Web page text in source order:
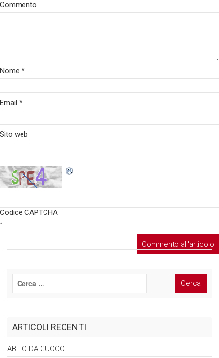
Commento
Nome *
Email *
Sito web
Codice CAPTCHA
*
ARTICOLI RECENTI
ABITO DA CUOCO